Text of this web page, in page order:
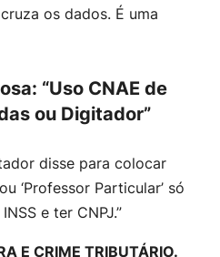
os dados. É uma
“Uso CNAE de
ou Digitador”
disse para colocar
‘Professor Particular’ só
e ter CNPJ.”
E CRIME TRIBUTÁRIO.